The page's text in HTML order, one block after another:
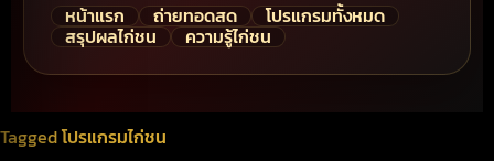
หน้าแรก
ถ่ายทอดสด โปรแกรมทั้งหมด
สรุปผลไก่ชน ความรู้ไก่ชน
Taggedโปรแกรมไก่ชน